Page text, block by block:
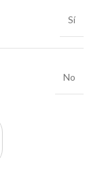
Sí
No